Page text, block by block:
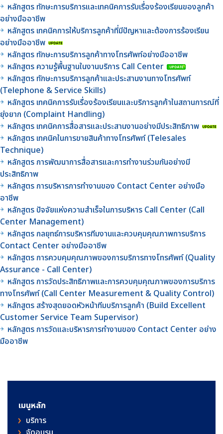
หลักสูตร ทักษะการบริการและเทคนิคการรับเรื่องร้องเรียนของลูกค้า
อย่างมืออาชีพ
หลักสูตร เทคนิคการให้บริการลูกค้าที่มีปัญหาและต้องการร้องเรียน
อย่างมืออาชีพ
หลักสูตร ทักษะการบริการลูกค้าทางโทรศัพท์อย่างมืออาชีพ
หลักสูตร ความรู้พื้นฐานในงานบริการ Call Center
หลักสูตร ทักษะการบริการลูกค้าและประสานงานทางโทรศัพท์
(Telephone & Service Skills)
หลักสูตร เทคนิคการรับเรื่องร้องเรียนและบริการลูกค้าในสถานการณ์ที่
ยุ่งยาก (Complaint Handling)
หลักสูตร เทคนิคการสื่อสารและประสานงานอย่างมีประสิทธิภาพ
หลักสูตร เทคนิคในการขายสินค้าทางโทรศัพท์ (Telesales
Technique)
หลักสูตร การพัฒนาการสื่อสารและการทำงานร่วมกันอย่างมี
ประสิทธิภาพ
หลักสูตร การบริหารการทำงานของ Contact Center อย่างมือ
อาชีพ
หลักสูตร ปัจจัยแห่งความสำเร็จในการบริหาร Call Center (Call
Center Management)
หลักสูตร กลยุทธ์การบริหารทีมงานและควบคุมคุณภาพการบริการ
Contact Center อย่างมืออาชีพ
หลักสูตร การควบคุมคุณภาพของการบริการทางโทรศัพท์ (Quality
Assurance - Call Center)
หลักสูตร การวัดประสิทธิภาพและการควบคุมคุณภาพของการบริการ
ทางโทรศัพท์ (Call Center Measurement & Quality Control)
หลักสูตร สร้างสุดยอดหัวหน้าทีมบริการลูกค้า (Build Excellent
Customer Service Team Supervisor)
หลักสูตร การวัดและบริหารการทำงานของ Contact Center อย่าง
มืออาชีพ
เมนูหลัก
บริการ